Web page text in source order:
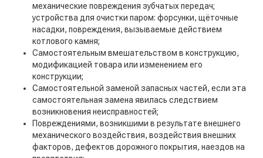
механические повреждения зубчатых передач;
устройства для очистки паром: форсунки, щёточные
насадки, повреждения, вызываемые действием
котлового камня;
Самостоятельным вмешательством в конструкцию,
модификацией товара или изменением его
конструкции;
Самостоятельной заменой запасных частей, если эта
самостоятельная замена явилась следствием
возникновения неисправностей;
Повреждениями, возникшими в результате внешнего
механического воздействия, воздействия внешних
факторов, дефектов дорожного покрытия, наездов на